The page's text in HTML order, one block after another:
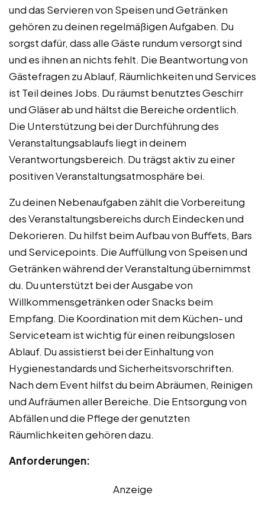
und das Servieren von Speisen und Getränken
gehören zu deinen regelmäßigen Aufgaben. Du
sorgst dafür, dass alle Gäste rundum versorgt sind
und es ihnen an nichts fehlt. Die Beantwortung von
Gästefragen zu Ablauf, Räumlichkeiten und Services
ist Teil deines Jobs. Du räumst benutztes Geschirr
und Gläser ab und hältst die Bereiche ordentlich.
Die Unterstützung bei der Durchführung des
Veranstaltungsablaufs liegt in deinem
Verantwortungsbereich. Du trägst aktiv zu einer
positiven Veranstaltungsatmosphäre bei.
Zu deinen Nebenaufgaben zählt die Vorbereitung
des Veranstaltungsbereichs durch Eindecken und
Dekorieren. Du hilfst beim Aufbau von Buffets, Bars
und Servicepoints. Die Auffüllung von Speisen und
Getränken während der Veranstaltung übernimmst
du. Du unterstützt bei der Ausgabe von
Willkommensgetränken oder Snacks beim
Empfang. Die Koordination mit dem Küchen- und
Serviceteam ist wichtig für einen reibungslosen
Ablauf. Du assistierst bei der Einhaltung von
Hygienestandards und Sicherheitsvorschriften.
Nach dem Event hilfst du beim Abräumen, Reinigen
und Aufräumen aller Bereiche. Die Entsorgung von
Abfällen und die Pflege der genutzten
Räumlichkeiten gehören dazu.
Anforderungen:
Anzeige